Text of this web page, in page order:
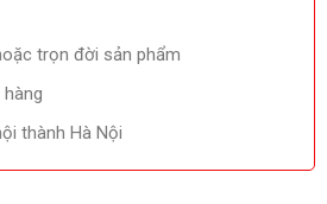
trọn đời sản phẩm
thành Hà Nội